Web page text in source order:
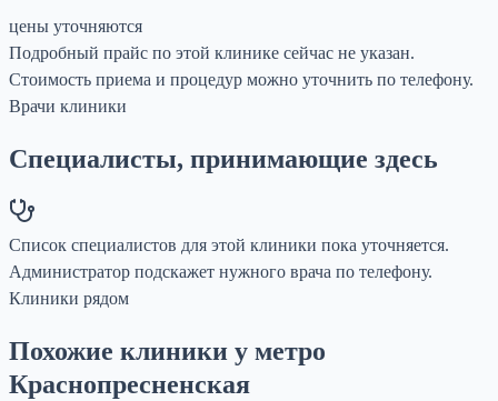
цены уточняются
Подробный прайс по этой клинике сейчас не указан.
Стоимость приема и процедур можно уточнить по телефону.
Врачи клиники
Специалисты, принимающие здесь
Список специалистов для этой клиники пока уточняется.
Администратор подскажет нужного врача по телефону.
Клиники рядом
Похожие клиники у метро
Краснопресненская